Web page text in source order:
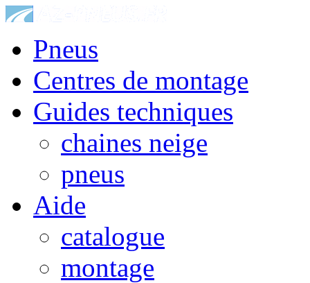
Pneus
Centres de montage
Guides techniques
chaines neige
pneus
Aide
catalogue
montage